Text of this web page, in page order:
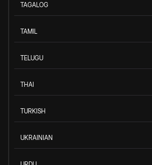
TAGALOG
TAMIL
TELUGU
THAI
TURKISH
UKRAINIAN